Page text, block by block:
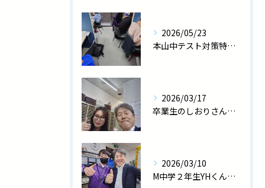
2026/05/23
本山中テスト対策特訓中！
2026/03/17
卒業生のしおりさん、医師国家試験に見事合格しました！
2026/03/10
M中学２年生YHくん、学年末テストで過去最高の数学91点！